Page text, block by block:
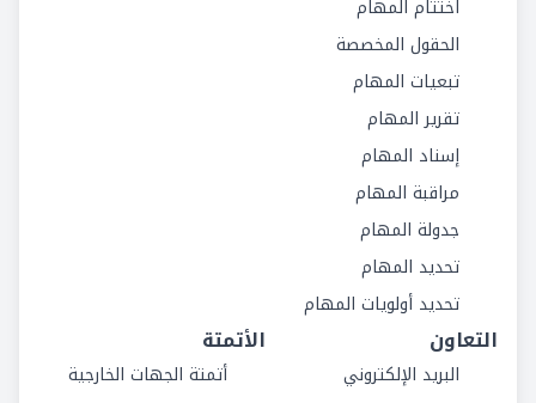
اختتام المهام
الحقول المخصصة
تبعيات المهام
تقرير المهام
إسناد المهام
مراقبة المهام
جدولة المهام
تحديد المهام
تحديد أولويات المهام
التعاون
البريد الإلكتروني
الأتمتة
أتمتة الجهات الخارجية